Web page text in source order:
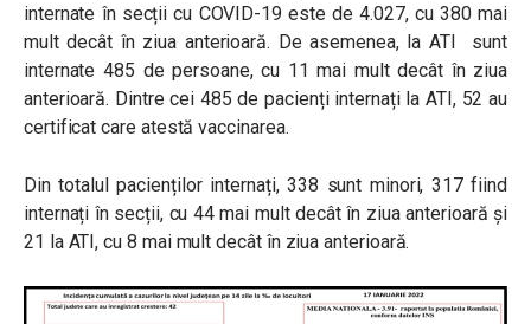
internate în secții cu COVID-19 este de 4.027, cu 380 mai
mult decât în ziua anterioară. De asemenea, la ATI sunt
internate 485 de persoane, cu 11 mai mult decât în ziua
anterioară. Dintre cei 485 de pacienți internați la ATI, 52 au
certificat care atestă vaccinarea.
Din totalul pacienților internați, 338 sunt minori, 317 fiind
internați în secții, cu 44 mai mult decât în ziua anterioară și
21 la ATI, cu 8 mai mult decât în ziua anterioară.